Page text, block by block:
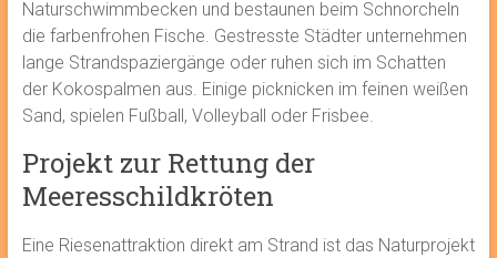
Naturschwimmbecken und bestaunen beim Schnorcheln
die farbenfrohen Fische. Gestresste Städter unternehmen
lange Strandspaziergänge oder ruhen sich im Schatten
der Kokospalmen aus. Einige picknicken im feinen weißen
Sand, spielen Fußball, Volleyball oder Frisbee.
Projekt zur Rettung der
Meeresschildkröten
Eine Riesenattraktion direkt am Strand ist das Naturprojekt